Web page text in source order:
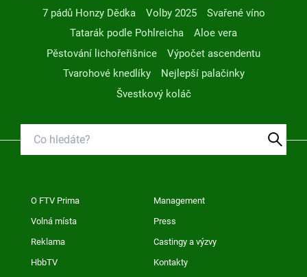
7 pádů Honzy Dědka
Volby 2025
Svařené víno
Tatarák podle Pohlreicha
Aloe vera
Pěstování lichořeřišnice
Výpočet ascendentu
Tvarohové knedlíky
Nejlepší palačinky
Švestkový koláč
O FTV Prima Management
Volná místa Press
Reklama Castingy a výzvy
HbbTV Kontakty